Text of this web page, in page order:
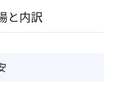
と内訳